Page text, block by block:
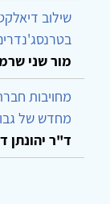
שילוב
מור שני
מחויבות
מחדש של
ד"ר יהונתן